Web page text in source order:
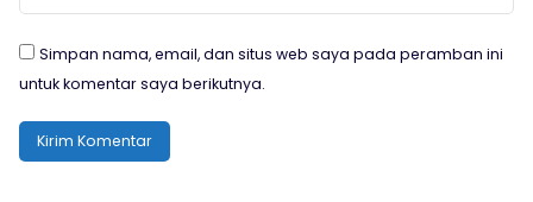
Simpan nama, email, dan situs web saya pada peramban ini
untuk komentar saya berikutnya.